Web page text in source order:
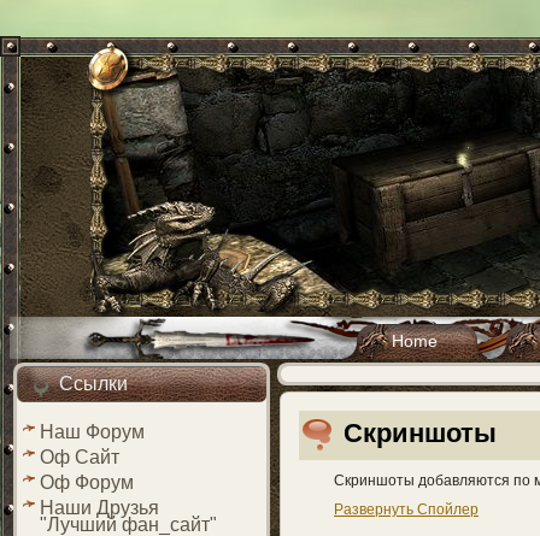
Home
Ссылки
Наш Форум
Оф Сайт
Оф Форум
Наши Друзья
"Лучший фан_сайт"
Скриншоты
Скриншоты добавляются по
Развернуть Спойлер